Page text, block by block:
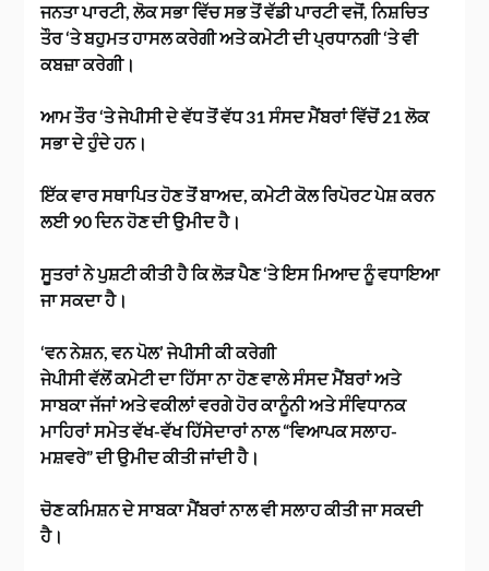
ਜਨਤਾ ਪਾਰਟੀ, ਲੋਕ ਸਭਾ ਵਿੱਚ ਸਭ ਤੋਂ ਵੱਡੀ ਪਾਰਟੀ ਵਜੋਂ, ਨਿਸ਼ਚਿਤ
ਤੌਰ ‘ਤੇ ਬਹੁਮਤ ਹਾਸਲ ਕਰੇਗੀ ਅਤੇ ਕਮੇਟੀ ਦੀ ਪ੍ਰਧਾਨਗੀ ‘ਤੇ ਵੀ
ਕਬਜ਼ਾ ਕਰੇਗੀ।
ਆਮ ਤੌਰ ‘ਤੇ ਜੇਪੀਸੀ ਦੇ ਵੱਧ ਤੋਂ ਵੱਧ 31 ਸੰਸਦ ਮੈਂਬਰਾਂ ਵਿੱਚੋਂ 21 ਲੋਕ
ਸਭਾ ਦੇ ਹੁੰਦੇ ਹਨ।
ਇੱਕ ਵਾਰ ਸਥਾਪਿਤ ਹੋਣ ਤੋਂ ਬਾਅਦ, ਕਮੇਟੀ ਕੋਲ ਰਿਪੋਰਟ ਪੇਸ਼ ਕਰਨ
ਲਈ 90 ਦਿਨ ਹੋਣ ਦੀ ਉਮੀਦ ਹੈ।
ਸੂਤਰਾਂ ਨੇ ਪੁਸ਼ਟੀ ਕੀਤੀ ਹੈ ਕਿ ਲੋੜ ਪੈਣ ‘ਤੇ ਇਸ ਮਿਆਦ ਨੂੰ ਵਧਾਇਆ
ਜਾ ਸਕਦਾ ਹੈ।
‘ਵਨ ਨੇਸ਼ਨ, ਵਨ ਪੋਲ’ ਜੇਪੀਸੀ ਕੀ ਕਰੇਗੀ
ਜੇਪੀਸੀ ਵੱਲੋਂ ਕਮੇਟੀ ਦਾ ਹਿੱਸਾ ਨਾ ਹੋਣ ਵਾਲੇ ਸੰਸਦ ਮੈਂਬਰਾਂ ਅਤੇ
ਸਾਬਕਾ ਜੱਜਾਂ ਅਤੇ ਵਕੀਲਾਂ ਵਰਗੇ ਹੋਰ ਕਾਨੂੰਨੀ ਅਤੇ ਸੰਵਿਧਾਨਕ
ਮਾਹਿਰਾਂ ਸਮੇਤ ਵੱਖ-ਵੱਖ ਹਿੱਸੇਦਾਰਾਂ ਨਾਲ “ਵਿਆਪਕ ਸਲਾਹ-
ਮਸ਼ਵਰੇ” ਦੀ ਉਮੀਦ ਕੀਤੀ ਜਾਂਦੀ ਹੈ।
ਚੋਣ ਕਮਿਸ਼ਨ ਦੇ ਸਾਬਕਾ ਮੈਂਬਰਾਂ ਨਾਲ ਵੀ ਸਲਾਹ ਕੀਤੀ ਜਾ ਸਕਦੀ
ਹੈ।